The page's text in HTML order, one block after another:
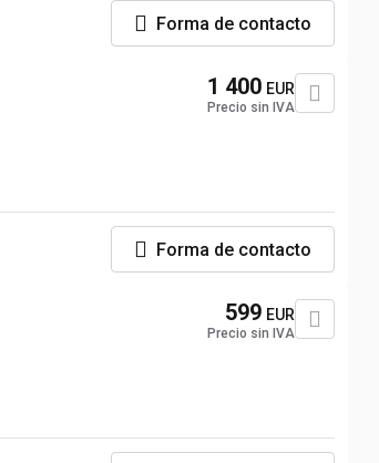
Forma de contacto
1 400 EUR
Precio sin IVA
Forma de contacto
599 EUR
Precio sin IVA